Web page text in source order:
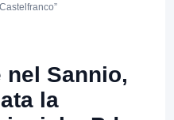
Sannio,
la